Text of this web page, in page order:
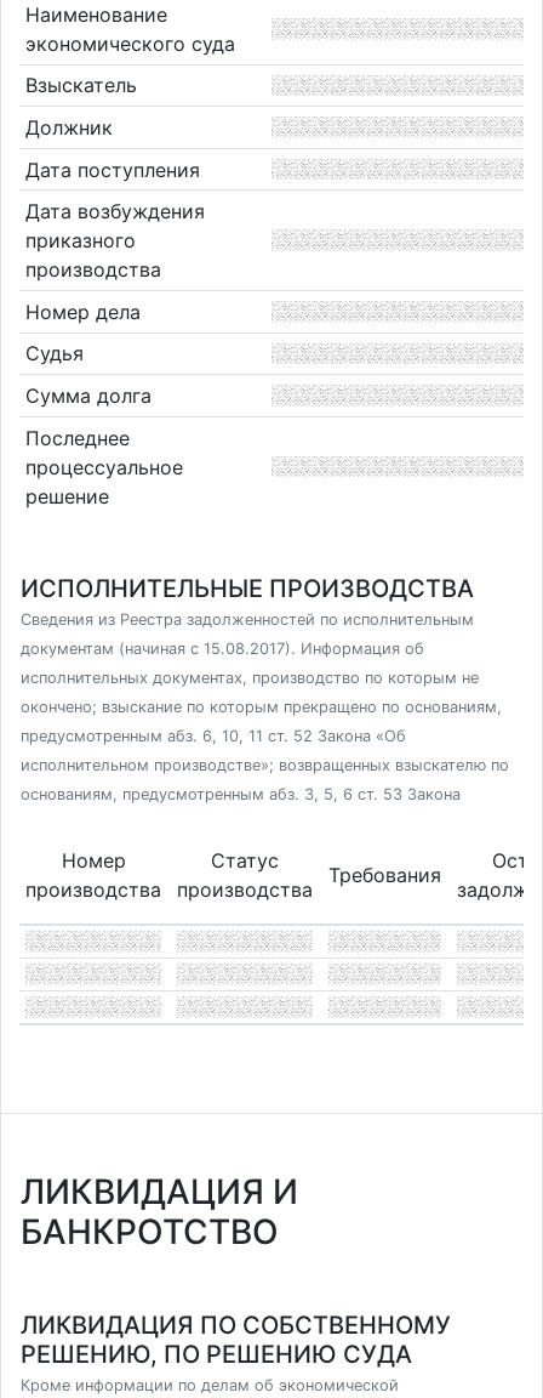
Наименование
экономического суда
Взыскатель
Должник
Дата поступления
Дата возбуждения
приказного
производства
Номер дела
Судья
Сумма долга
Последнее
процессуальное
решение
ИСПОЛНИТЕЛЬНЫЕ ПРОИЗВОДСТВА
Сведения из Реестра задолженностей по исполнительным
документам (начиная с 15.08.2017). Информация об
исполнительных документах, производство по которым не
окончено; взыскание по которым прекращено по основаниям,
предусмотренным абз. 6, 10, 11 ст. 52 Закона «Об
исполнительном производстве»; возвращенных взыскателю по
основаниям, предусмотренным абз. 3, 5, 6 ст. 53 Закона
Номер
производства
Статус
производства
Требования
ЛИКВИДАЦИЯ И
БАНКРОТСТВО
ЛИКВИДАЦИЯ ПО СОБСТВЕННОМУ
РЕШЕНИЮ, ПО РЕШЕНИЮ СУДА
Кроме информации по делам об экономической